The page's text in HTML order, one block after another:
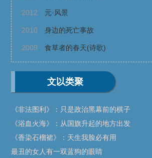
2012 元·风景
2010 身边的死亡事故
2009 食草者的春天(诗歌)
文以类聚
《非法图利》：只是政治黑幕前的棋子
《浴血火海》：从国旗升起的地方出发
《香染石榴裙》：天生我脸必有用
最丑的女人有一双蓝狗的眼睛